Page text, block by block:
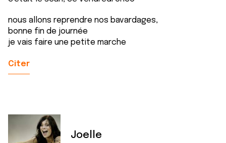
nous allons reprendre nos bavardages,
bonne fin de journée
je vais faire une petite marche
Citer
Joelle